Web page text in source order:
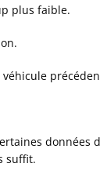
plus faible.
véhicule
suffit.